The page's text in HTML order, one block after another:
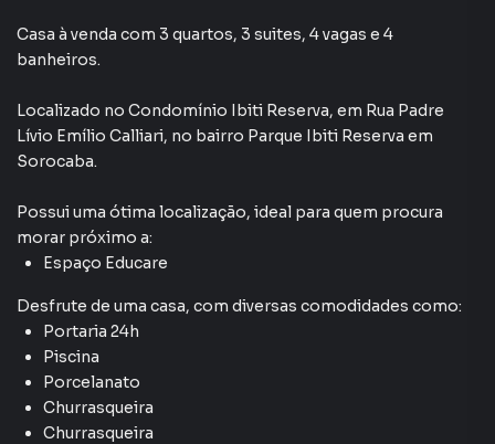
Quadra Poliesportiva
Piscina
Casa à venda com 3 quartos, 3 suites, 4 vagas e 4
banheiros.
Localizado no Condomínio Ibiti Reserva, em Rua Padre
Lívio Emílio Calliari, no bairro Parque Ibiti Reserva em
Sorocaba.
Possui uma ótima localização, ideal para quem procura
morar próximo a:
Espaço Educare
Desfrute de uma casa, com diversas comodidades como:
Portaria 24h
Piscina
Porcelanato
Churrasqueira
Churrasqueira